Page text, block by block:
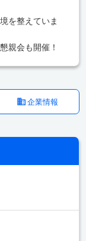
を整えていま
親会も開催！
企業情報